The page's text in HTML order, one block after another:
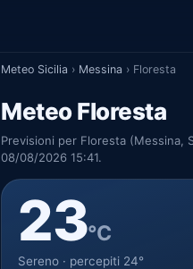
Meteo Sicilia › Messina › Floresta
Meteo Floresta
Previsioni per Floresta (Messina,
08/08/2026 15:41.
23°C
Sereno · percepiti 24°